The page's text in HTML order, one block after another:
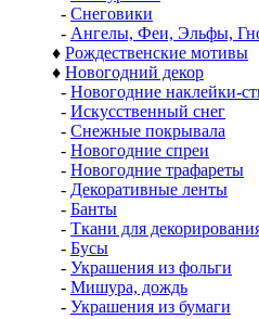
- Снеговики
- Ангелы, Феи, Эльфы,
♦ Рождественские мотивы
♦ Новогодний декор
- Новогодние наклейки-
- Искусственный снег
- Снежные покрывала
- Новогодние спреи
- Новогодние трафареты
- Декоративные ленты
- Банты
- Ткани для
- Бусы
- Украшения из фольги
- Мишура, дождь
- Украшения из бумаги